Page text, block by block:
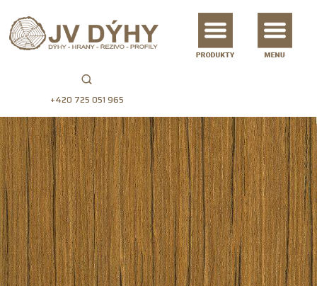
+420 725 051 965